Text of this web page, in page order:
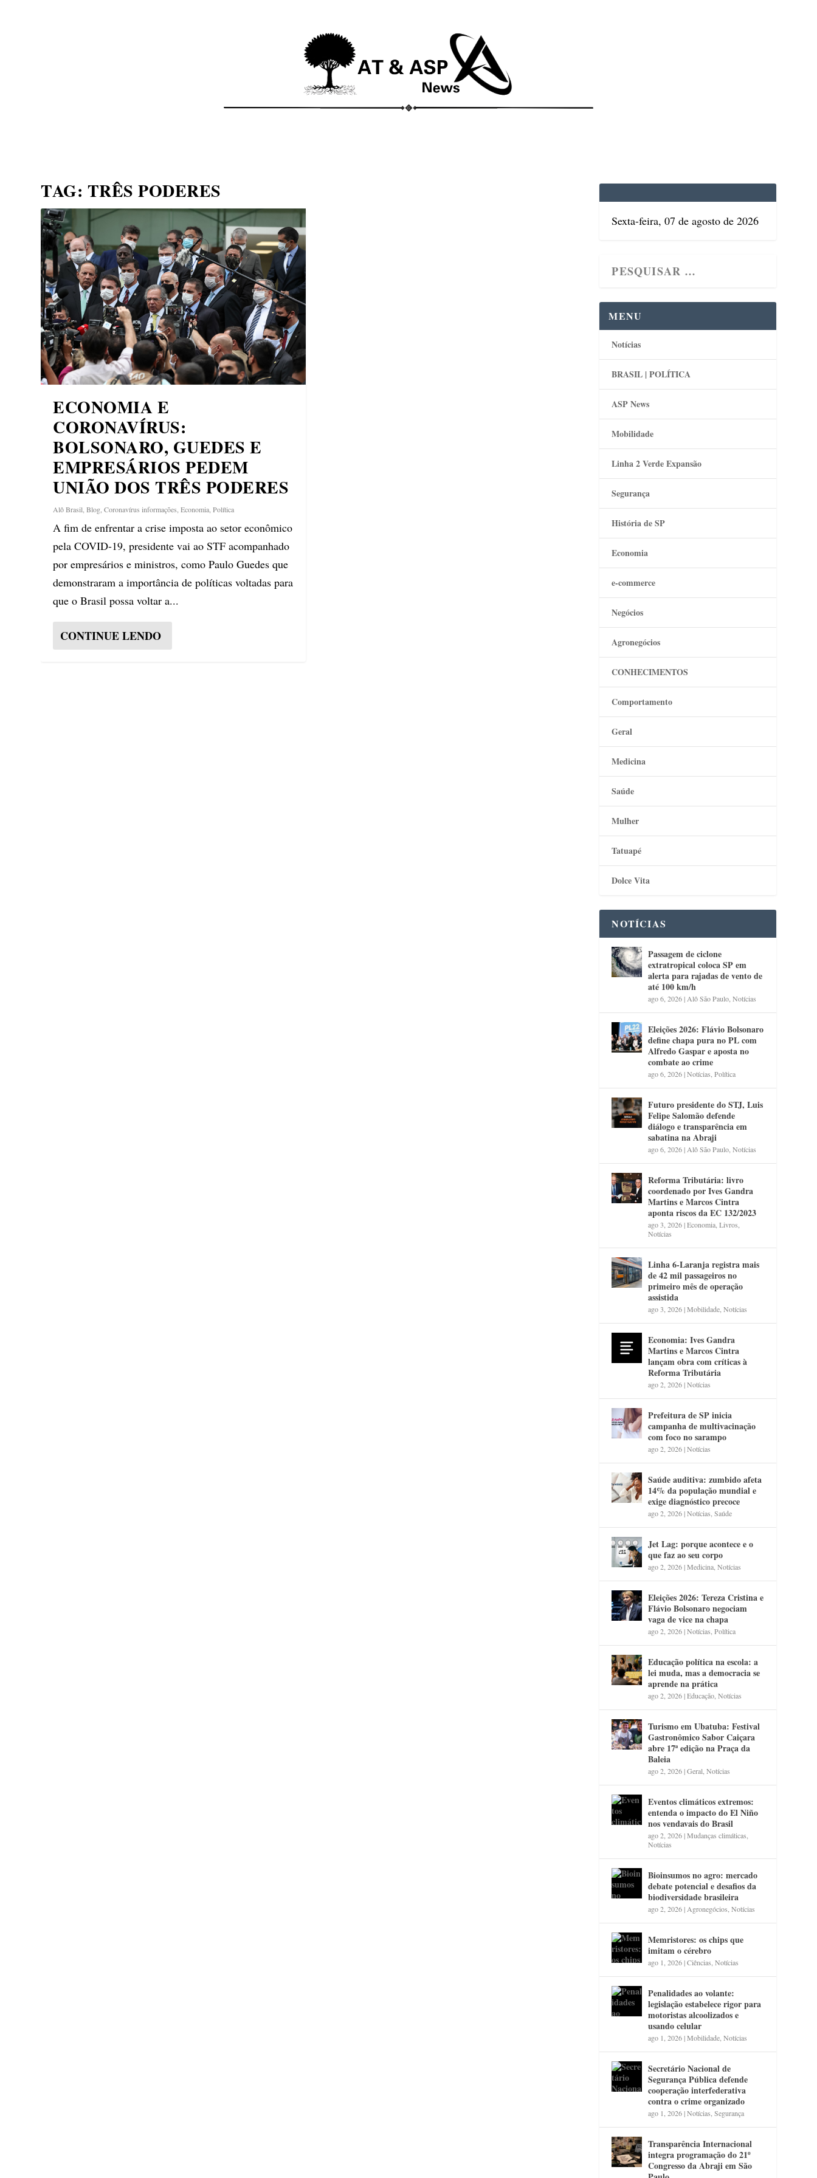
TAG: TRÊS PODERES
ECONOMIA E
CORONAVÍRUS:
BOLSONARO, GUEDES E
EMPRESÁRIOS PEDEM
UNIÃO DOS TRÊS PODERES
Alô Brasil ,Blog ,Coronavírus informações ,Economia ,Política
A fim de enfrentar a crise imposta ao setor econômico
pela COVID-19, presidente vai ao STF acompanhado
por empresários e ministros, como Paulo Guedes que
demonstraram a importância de políticas voltadas para
que o Brasil possa voltar a...
CONTINUE LENDO
Sexta-feira, 07 de agosto de 2026
MENU
Notícias
BRASIL | POLÍTICA
ASP News
Mobilidade
Linha 2 Verde Expansão
Segurança
História de SP
Economia
e-commerce
Negócios
Agronegócios
CONHECIMENTOS
Comportamento
Geral
Medicina
Saúde
Mulher
Tatuapé
Dolce Vita
NOTÍCIAS
Passagem de ciclone
extratropical coloca SP em
alerta para rajadas de vento de
até 100 km/h
ago 6, 2026| Alô São Paulo ,Notícias
Eleições 2026: Flávio Bolsonaro
define chapa pura no PL com
Alfredo Gaspar e aposta no
combate ao crime
ago 6, 2026|Notícias ,Política
Futuro presidente do STJ, Luis
Felipe Salomão defende
diálogo e transparência em
sabatina na Abraji
ago 6, 2026| Alô São Paulo ,Notícias
Reforma Tributária: livro
coordenado por Ives Gandra
Martins e Marcos Cintra
aponta riscos da EC 132/2023
ago 3, 2026|Economia ,Livros
Notícias
Linha 6-Laranja registra mais
de 42 mil passageiros no
primeiro mês de operação
assistida
ago 3, 2026|Mobilidade ,Notícias
Economia: Ives Gandra
Martins e Marcos Cintra
lançam obra com críticas à
Reforma Tributária
ago 2, 2026|Notícias
Prefeitura de SP inicia
campanha de multivacinação
com foco no sarampo
ago 2, 2026|Notícias
Saúde auditiva: zumbido afeta
14% da população mundial e
exige diagnóstico precoce
ago 2, 2026|Notícias ,Saúde
Jet Lag: porque acontece e o
que faz ao seu corpo
ago 2, 2026|Medicina ,Notícias
Eleições 2026: Tereza Cristina e
Flávio Bolsonaro negociam
vaga de vice na chapa
ago 2, 2026|Notícias ,Política
Educação política na escola: a
lei muda, mas a democracia se
aprende na prática
ago 2, 2026|Educação ,Notícias
Turismo em Ubatuba: Festival
Gastronômico Sabor Caiçara
abre 17ª edição na Praça da
Baleia
ago 2, 2026|Geral ,Notícias
Eventos climáticos extremos:
entenda o impacto do El Niño
nos vendavais do Brasil
ago 2, 2026|Mudanças climáticas
Notícias
Bioinsumos no agro: mercado
debate potencial e desafios da
biodiversidade brasileira
ago 2, 2026| Agronegócios ,Notícias
Memristores: os chips que
imitam o cérebro
ago 1, 2026|Ciências ,Notícias
Penalidades ao volante:
legislação estabelece rigor para
motoristas alcoolizados e
usando celular
ago 1, 2026|Mobilidade ,Notícias
Secretário Nacional de
Segurança Pública defende
cooperação interfederativa
contra o crime organizado
ago 1, 2026|Notícias ,Segurança
Transparência Internacional
integra programação do 21º
Congresso da Abraji em São